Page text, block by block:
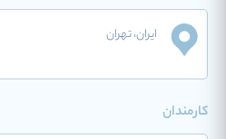
ایران، تهران
کارمندان